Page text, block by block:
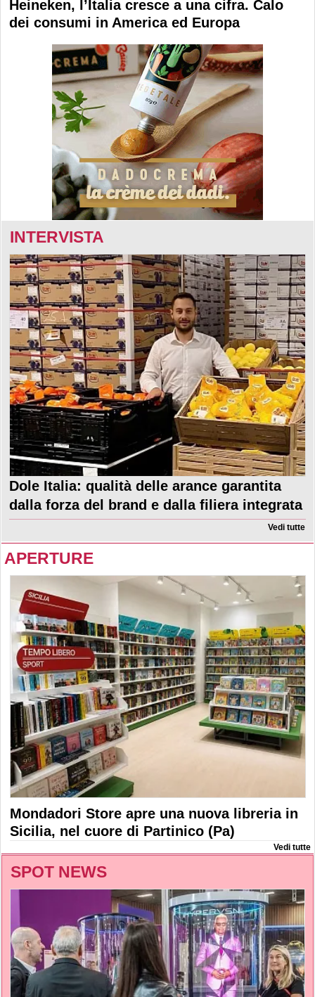
Heineken, l’Italia cresce a una cifra. Calo
dei consumi in America ed Europa
INTERVISTA
Dole Italia: qualità delle arance garantita
dalla forza del brand e dalla filiera integrata
Vedi tutte
APERTURE
Mondadori Store apre una nuova libreria in
Sicilia, nel cuore di Partinico (Pa)
Vedi tutte
SPOT NEWS